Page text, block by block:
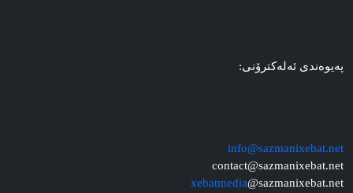
په‌یوه‌ندی ئه‌له‌کترۆنی:
info@sazmanixebat.net
contact@sazmanixebat.net
xebatmedia@sazmanixebat.net